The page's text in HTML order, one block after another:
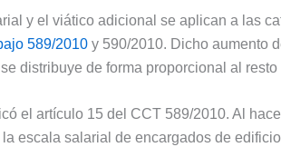
y el viático adicional se aplican a las
589/2010 y 590/2010. Dicho aumento
distribuye de forma proporcional al
el artículo 15 del CCT 589/2010. Al
escala salarial de encargados de